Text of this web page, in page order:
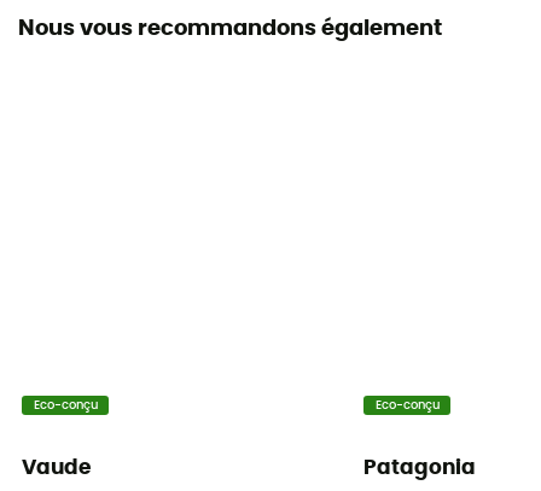
Nous vous recommandons également
Eco-conçu
Vaude
Eco-conçu
Patagonia